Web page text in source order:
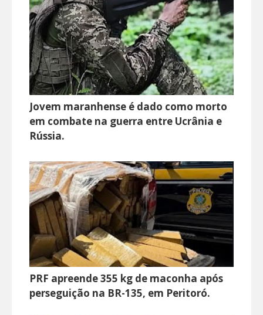
Jovem maranhense é dado como morto
em combate na guerra entre Ucrânia e
Rússia.
PRF apreende 355 kg de maconha após
perseguição na BR-135, em Peritoró.